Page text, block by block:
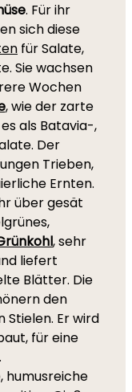
. Für ihr
sich diese
für Salate,
Sie wachsen
Wochen
, wie der zarte
es als Batavia-,
Der
Trieben,
Ernten.
über gesät
, sehr
liefert
Blätter. Die
den
Er wird
für eine
humusreiche